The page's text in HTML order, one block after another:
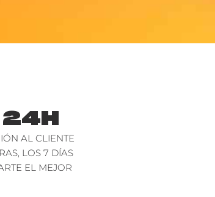
24H
AL CLIENTE
LOS 7 DÍAS
EL MEJOR